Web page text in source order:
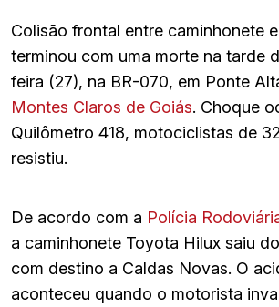
Colisão frontal entre caminhonete
terminou com uma morte na tarde
feira (27), na BR-070, em Ponte
Montes Claros de Goiás. Choque
Quilômetro 418, motociclistas de
resistiu.
De acordo com a Polícia
a caminhonete Toyota Hilux saiu
com destino a Caldas Novas. O
aconteceu quando o motorista